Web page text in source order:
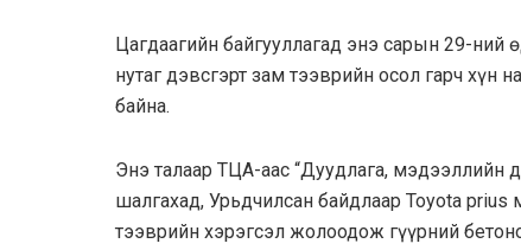
Цагдаагийн байгууллагад энэ сарын 29-
нутаг дэвсгэрт зам тээврийн осол гарч хүн
байна.
Энэ талаар ТЦА-аас “Дуудлага, мэдээллийн
шалгахад, Урьдчилсан байдлаар Toyota
тээврийн хэрэгсэл жолоодож гүүрний